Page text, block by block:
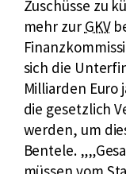
Zuschüsse zu
mehr zur GKVk
u
r
z
f
ü
r
G
sich die
Milliarden Euro
die gesetzlich
werden, um
Bentele.